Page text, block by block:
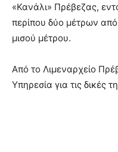
«Κανάλι» Πρέβεζας,
περίπου δύο μέτρων
μισού μέτρου.
Από το Λιμεναρχείο
Υπηρεσία για τις δικές